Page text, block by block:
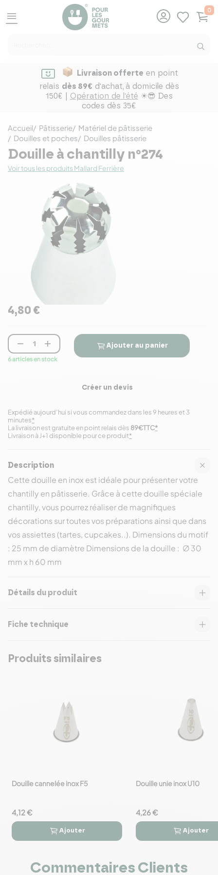
menu
0
Livraison offerte en point
relais dès 89€ d'achat, à domicile dès
150€ | Opération de l'été ☀😎 Des
codes dès 35€
Accueil Pâtisserie
Matériel de pâtisserie
Douilles et poches
Douilles pâtisserie
Douille à chantilly n°274
Voir tous les produits Mallard Ferrière
4,80 €
 
6 articles en stock
Ajouter au panier
Créer un devis
Expédié aujourd’hui si vous commandez dans les 9 heures et 3
minutes*
Livraison à J+1 disponible pour ce produit*
La livraison est gratuite en point relais dès 89€TTC*
Description
Cette douille en inox est idéale pour présenter votre
chantilly en pâtisserie. Grâce à cette douille spéciale
chantilly, vous pourrez réaliser de magnifiques
décorations sur toutes vos préparations ainsi que dans
vos assiettes (tartes, cupcakes..). Dimensions du motif
: 25 mm de diamètre Dimensions de la douille : ∅ 30
mm x h 60 mm
Détails du produit
Fiche technique
Produits similaires
favorite_border
Douille cannelée inox F5
4,12 €
 
Ajouter
favorite_border
Douille unie inox U10
4,26 €
 
Ajouter
Commentaires Clients